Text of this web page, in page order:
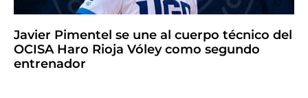
Javier Pimentel se une al cuerpo técnico del
OCISA Haro Rioja Vóley como segundo
entrenador